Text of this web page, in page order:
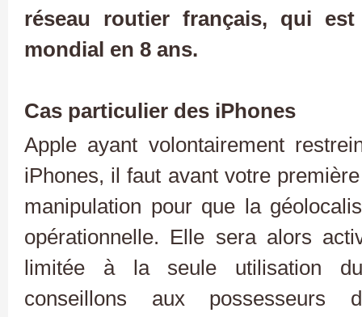
réseau routier français, qui
mondial en 8 ans.
Cas particulier des iPhones
Apple ayant volontairement
iPhones, il faut avant votre
manipulation pour que la
opérationnelle. Elle sera alors
limitée à la seule utilisation
conseillons aux possesseurs